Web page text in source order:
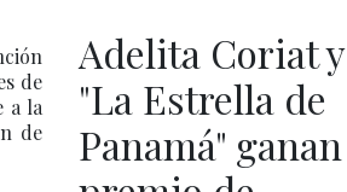
de
a la
de
Adelita Coriat y
"La Estrella de
Panamá" ganan